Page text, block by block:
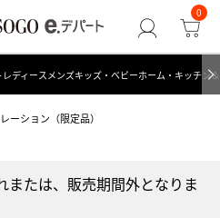
0
レディース メンズキッズ・ベビーホーム・キッチン
ーション（限定品）
または、販売期間外となりま